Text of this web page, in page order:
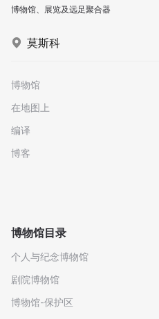
博物馆、展览及远足聚合器
莫斯科
博物馆
在地图上
编译
博客
博物馆目录
个人与纪念博物馆
剧院博物馆
博物馆-保护区